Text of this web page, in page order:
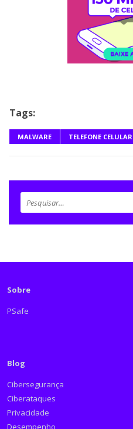
Tags:
MALWARE TELEFONE CELULAR
Sobre
PSafe
Blog
Cibersegurança
Ciberataques
Privacidade